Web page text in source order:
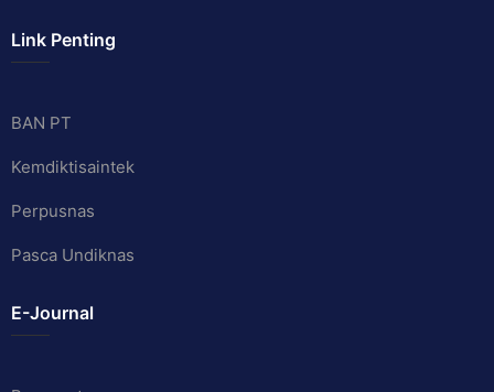
Link Penting
BAN PT
Kemdiktisaintek
Perpusnas
Pasca Undiknas
E-Journal